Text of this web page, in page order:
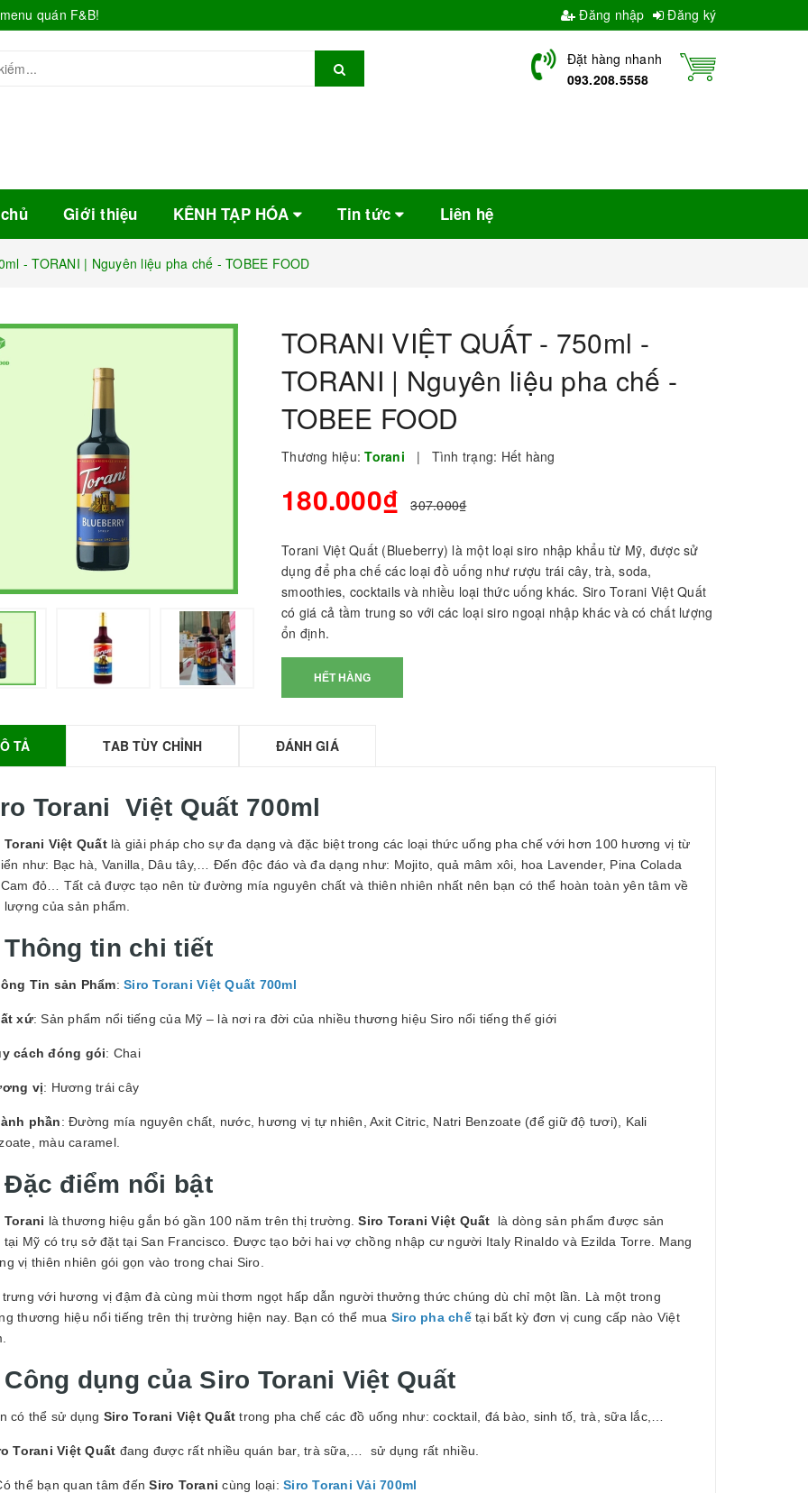
quán F&B! Đăng nhập Đăng ký
Đặt hàng nhanh
093.208.5558
Giới thiệu KÊNH TẠP HÓA Tin tức Liên hệ
- TORANI | Nguyên liệu pha chế - TOBEE FOOD
TORANI VIỆT QUẤT - 750ml -
TORANI | Nguyên liệu pha chế -
TOBEE FOOD
Thương hiệu: Torani | Tình trạng: Hết hàng
180.000₫ 307.000₫
Torani Việt Quất (Blueberry) là một loại siro nhập khẩu từ Mỹ, được sử
dụng để pha chế các loại đồ uống như rượu trái cây, trà, soda,
smoothies, cocktails và nhiều loại thức uống khác. Siro Torani Việt Quất
có giá cả tầm trung so với các loại siro ngoại nhập khác và có chất lượng
ổn định.
HẾT HÀNG
TẢ TAB TÙY CHỈNH ĐÁNH GIÁ
Torani Việt Quất 700ml
Torani Việt Quấtlà giải pháp cho sự đa dạng và đặc biệt trong các loại thức uống pha chế với hơn 100 hương vị từ
như: Bạc hà, Vanilla, Dâu tây,… Đến độc đáo và đa dạng như: Mojito, quả mâm xôi, hoa Lavender, Pina Colada
đỏ… Tất cả được tạo nên từ đường mía nguyên chất và thiên nhiên nhất nên bạn có thể hoàn toàn yên tâm về
lượng của sản phẩm.
Thông tin chi tiết
Tin sản Phẩm: Siro Torani Việt Quất 700ml
xứ: Sản phẩm nổi tiếng của Mỹ – là nơi ra đời của nhiều thương hiệu Siro nổi tiếng thế giới
cách đóng gói: Chai
vị: Hương trái cây
phần: Đường mía nguyên chất, nước, hương vị tự nhiên, Axit Citric, Natri Benzoate (để giữ độ tươi), Kali
màu caramel.
Đặc điểm nổi bật
Torani là thương hiệu gắn bó gần 100 năm trên thị trường.Siro Torani Việt Quất là dòng sản phẩm được sản
tại Mỹ có trụ sở đặt tại San Francisco. Được tạo bởi hai vợ chồng nhập cư người Italy Rinaldo và Ezilda Torre. Mang
vị thiên nhiên gói gọn vào trong chai Siro.
với hương vị đậm đà cùng mùi thơm ngọt hấp dẫn người thưởng thức chúng dù chỉ một lần. Là một trong
thương hiệu nổi tiếng trên thị trường hiện nay. Bạn có thể mua Siro pha chếtại bất kỳ đơn vị cung cấp nào Việt
Công dụng của Siro Torani Việt Quất
có thể sử dụng Siro Torani Việt Quất trong pha chế các đồ uống như: cocktail, đá bào, sinh tố, trà, sữa lắc,…
Torani Việt Quất đang được rất nhiều quán bar, trà sữa,… sử dụng rất nhiều.
thể bạn quan tâm đếnSiro Torani cùng loại: Siro Torani Vải 700ml
SỮA TOBEE
VỊ - 300g -
FOOD | Bột
FOOD
50G - ROYAL I
LIỆU PHA
25.000₫